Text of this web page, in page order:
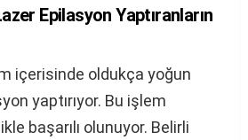
Epilasyon Yaptıranların
içerisinde oldukça yoğun
yaptırıyor. Bu işlem
başarılı olunuyor. Belirli